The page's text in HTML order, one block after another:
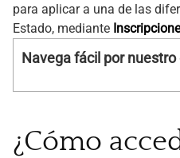
para aplicar a una de las
Estado, mediante
Navega fácil por
¿Cómo